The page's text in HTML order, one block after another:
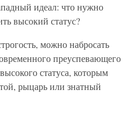
идеал: что нужно
высокий статус?
можно набросать
преуспевающего
статуса, которым
рыцарь или знатный